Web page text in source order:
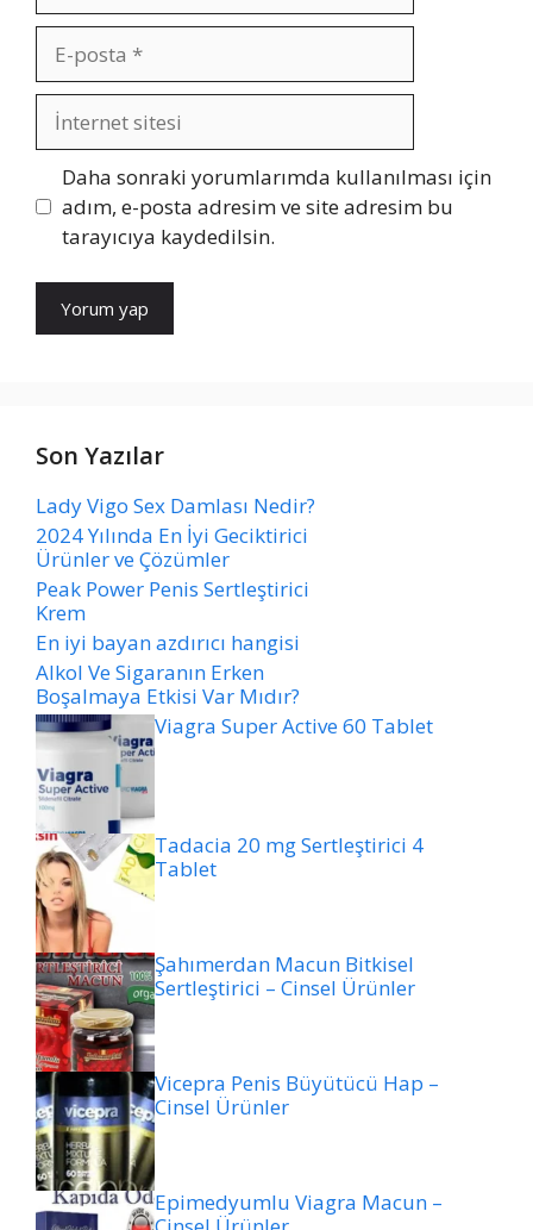
posta
İnternet
sitesi
Daha sonraki yorumlarımda kullanılması için
adım, e-posta adresim ve site adresim bu
tarayıcıya kaydedilsin.
Son Yazılar
Lady Vigo Sex Damlası Nedir?
2024 Yılında En İyi Geciktirici
Ürünler ve Çözümler
Peak Power Penis Sertleştirici
Krem
En iyi bayan azdırıcı hangisi
Alkol Ve Sigaranın Erken
Boşalmaya Etkisi Var Mıdır?
Viagra Super Active 60 Tablet
Tadacia 20 mg Sertleştirici 4
Tablet
Şahımerdan Macun Bitkisel
Sertleştirici – Cinsel Ürünler
Vicepra Penis Büyütücü Hap –
Cinsel Ürünler
Epimedyumlu Viagra Macun –